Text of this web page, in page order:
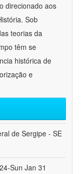
direcionado aos
Sob
teorias da
têm se
histórica de
e
de Sergipe - SE
Sun Jan 31